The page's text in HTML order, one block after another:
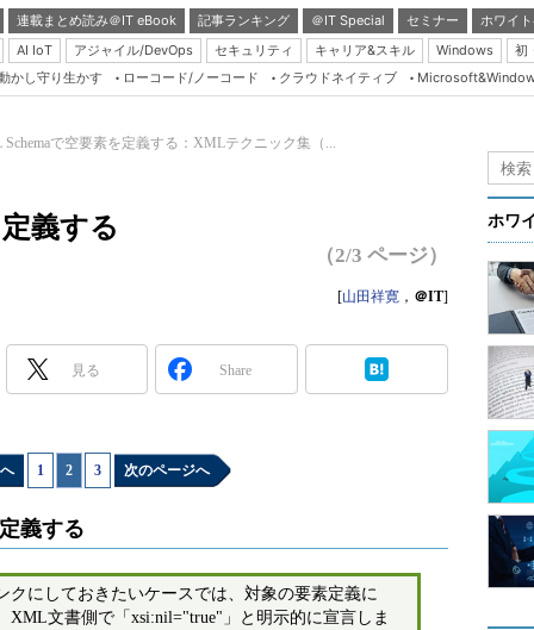
連載まとめ読み＠IT eBook 記事ランキング ＠IT Special セミナー
ホワイ
AI IoT
アジャイル/DevOps セキュリティ キャリア&スキル Windows
初
Server & Storage
Database Expert
Master of IP Network
Security & Trust
かし守り生かす ローコード/ノーコード クラウドネイティブ
Schemaで空要素を定義する：XMLテクニック集（...
義する
（2/3 ページ）
[山田祥寛 ， ＠IT]
見る Share
1 2 3 次のページへ
義する
クにしておきたいケースでは、対象の要素定義に
XML文書側で「xsi:nil="true"」と明示的に宣言しま
ホワ